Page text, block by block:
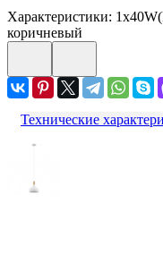
Характеристики:
коричневый
Технические